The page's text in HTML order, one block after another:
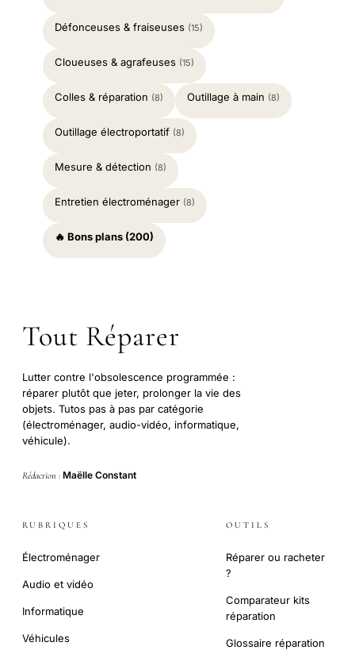
Défonceuses & fraiseuses (15)
Cloueuses & agrafeuses (15)
Colles & réparation (8) Outillage à main (8)
Outillage électroportatif (8)
Mesure & détection (8)
Entretien électroménager (8)
🔥 Bons plans (200)
Tout Réparer
Lutter contre l'obsolescence programmée :
réparer plutôt que jeter, prolonger la vie des
objets. Tutos pas à pas par catégorie
(électroménager, audio-vidéo, informatique,
véhicule).
Rédaction : Maëlle Constant
RUBRIQUES
Électroménager
Audio et vidéo
Informatique
Véhicules
OUTILS
Réparer ou racheter
?
Comparateur kits
réparation
Glossaire réparation